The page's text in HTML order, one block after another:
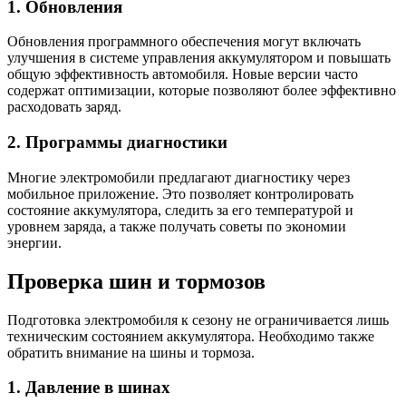
1. Обновления
Обновления программного обеспечения могут включать
улучшения в системе управления аккумулятором и повышать
общую эффективность автомобиля. Новые версии часто
содержат оптимизации, которые позволяют более эффективно
расходовать заряд.
2. Программы диагностики
Многие электромобили предлагают диагностику через
мобильное приложение. Это позволяет контролировать
состояние аккумулятора, следить за его температурой и
уровнем заряда, а также получать советы по экономии
энергии.
Проверка шин и тормозов
Подготовка электромобиля к сезону не ограничивается лишь
техническим состоянием аккумулятора. Необходимо также
обратить внимание на шины и тормоза.
1. Давление в шинах